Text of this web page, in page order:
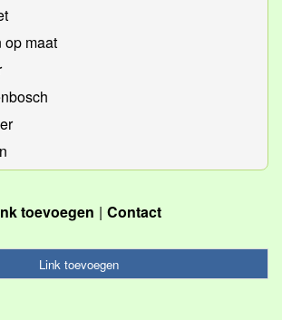
op maat
toevoegen Contact
Link toevoegen